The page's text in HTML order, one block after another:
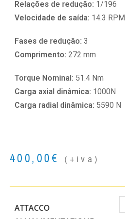
Relações de redução: 1/196
Velocidade de saída: 14.3 RPM
Fases de redução: 3
Comprimento: 272 mm
Torque Nominal: 51.4 Nm
Carga axial dinâmica: 1000N
Carga radial dinâmica: 5590 N
400,00€ (+iva)
ATTACCO